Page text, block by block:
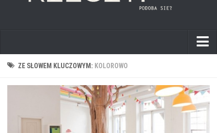
kuchnie
pokoje dziecięce
sypialnie
ZE SŁOWEM KLUCZOWYM: KOLOROWO